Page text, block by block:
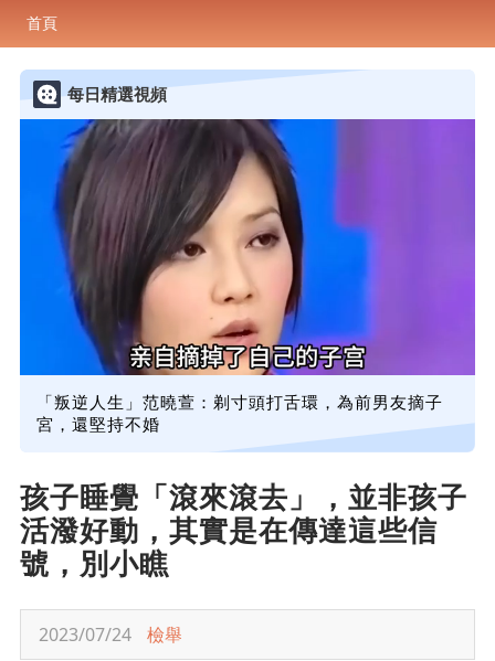
首頁
每日精選視頻
「叛逆人生」范曉萱：剃寸頭打舌環，為前男友摘子
宮，還堅持不婚
孩子睡覺「滾來滾去」，並非孩子
活潑好動，其實是在傳達這些信
號，別小瞧
2023/07/24 檢舉